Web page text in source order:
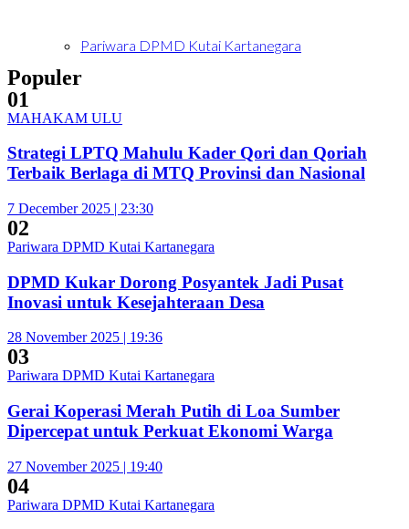
Pariwara DPMD Kutai Kartanegara
Populer
01
MAHAKAM ULU
Strategi LPTQ Mahulu Kader Qori dan Qoriah
Terbaik Berlaga di MTQ Provinsi dan Nasional
7 December 2025 | 23:30
02
Pariwara DPMD Kutai Kartanegara
DPMD Kukar Dorong Posyantek Jadi Pusat
Inovasi untuk Kesejahteraan Desa
28 November 2025 | 19:36
03
Pariwara DPMD Kutai Kartanegara
Gerai Koperasi Merah Putih di Loa Sumber
Dipercepat untuk Perkuat Ekonomi Warga
27 November 2025 | 19:40
04
Pariwara DPMD Kutai Kartanegara